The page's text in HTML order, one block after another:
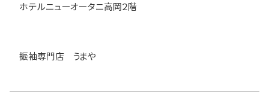
ホテルニューオータニ高岡２階
振袖専門店 うまや